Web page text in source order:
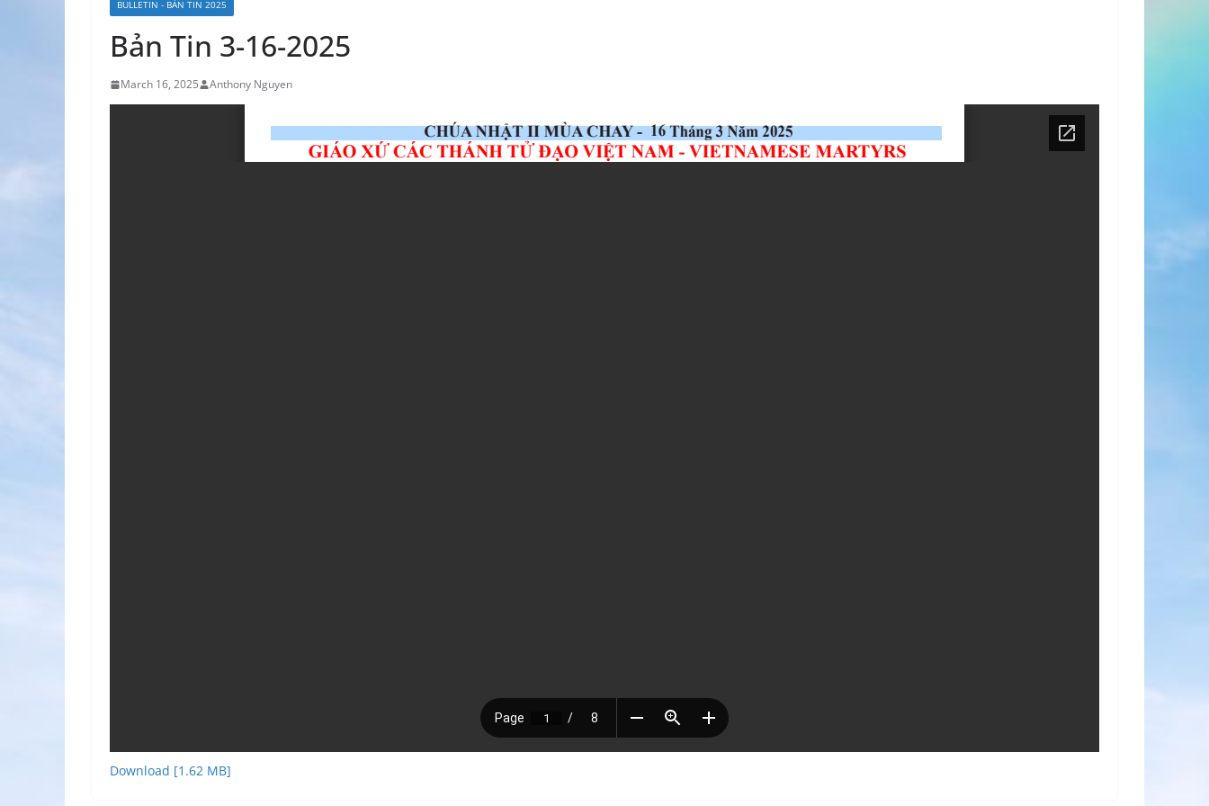
BULLETIN - BẢN TIN 2025
Bản Tin 3-16-2025
March 16, 2025 Anthony Nguyen
Download [1.62 MB]